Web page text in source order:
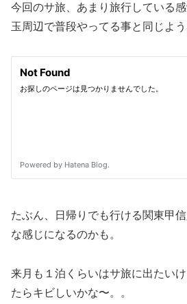
今回のサ旅、あまり旅行している
玉周辺で普段やってる事と同じよ
たぶん、日帰りでも行ける関東甲
な感じになるのかも。
来月も１泊くらいはサ旅に出たい
たらキビしいかな〜。。